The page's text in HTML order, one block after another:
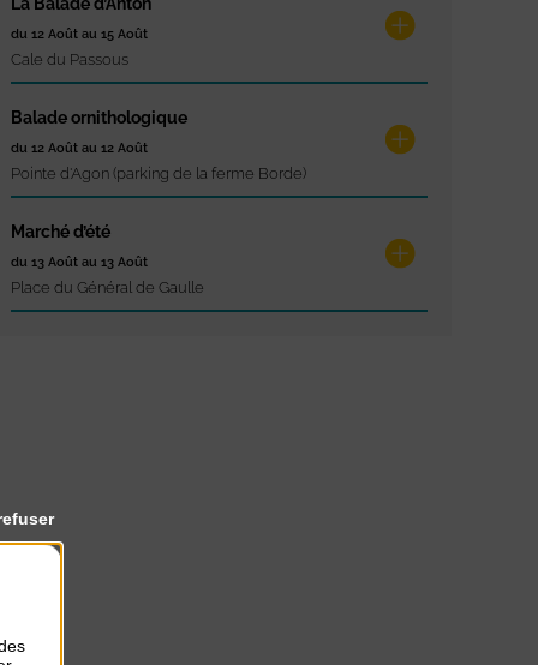
du 12 Août au 15 Août
Cale du Passous
Balade ornithologique
du 12 Août au 12 Août
Pointe d'Agon (parking de la ferme Borde)
Marché d’été
du 13 Août au 13 Août
Place du Général de Gaulle